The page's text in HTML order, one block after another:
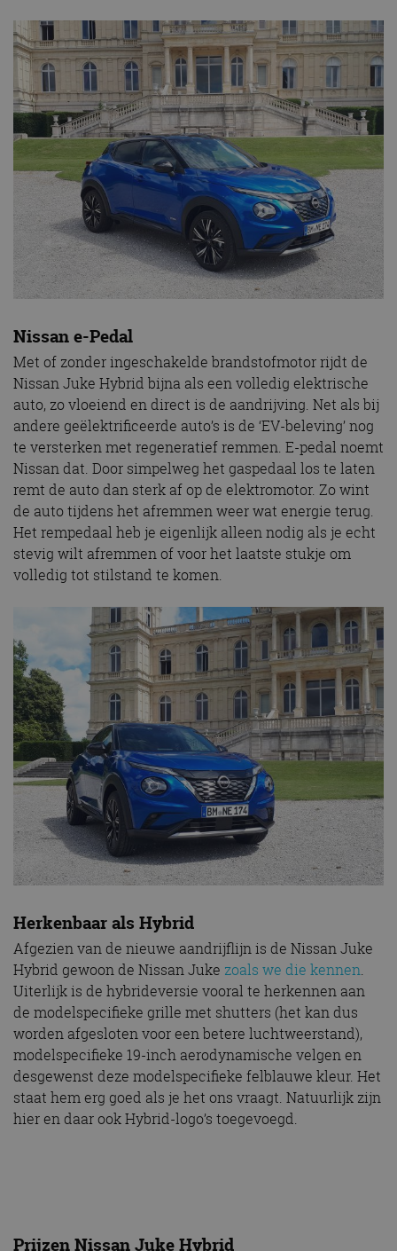
Nissan e-Pedal
Met of zonder ingeschakelde brandstofmotor rijdt de
Nissan Juke Hybrid bijna als een volledig elektrische
auto, zo vloeiend en direct is de aandrijving. Net als bij
andere geëlektrificeerde auto’s is de ‘EV-beleving’ nog
te versterken met regeneratief remmen. E-pedal noemt
Nissan dat. Door simpelweg het gaspedaal los te laten
remt de auto dan sterk af op de elektromotor. Zo wint
de auto tijdens het afremmen weer wat energie terug.
Het rempedaal heb je eigenlijk alleen nodig als je echt
stevig wilt afremmen of voor het laatste stukje om
volledig tot stilstand te komen.
Herkenbaar als Hybrid
Afgezien van de nieuwe aandrijflijn is de Nissan Juke
Hybrid gewoon de Nissan Juke zoals we die kennen.
Uiterlijk is de hybrideversie vooral te herkennen aan
de modelspecifieke grille met shutters (het kan dus
worden afgesloten voor een betere luchtweerstand),
modelspecifieke 19-inch aerodynamische velgen en
desgewenst deze modelspecifieke felblauwe kleur. Het
staat hem erg goed als je het ons vraagt. Natuurlijk zijn
hier en daar ook Hybrid-logo’s toegevoegd.
Prijzen Nissan Juke Hybrid